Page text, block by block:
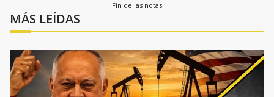
Fin de las notas
MÁS LEÍDAS